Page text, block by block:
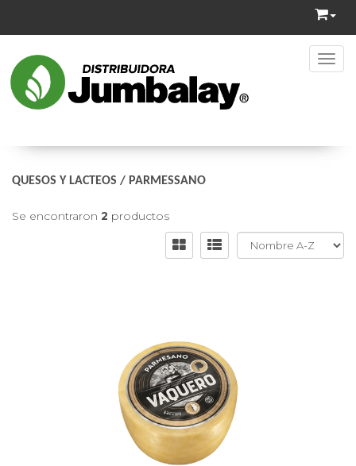
QUESOS Y LACTEOS / PARMESSANO
Se encontraron 2 productos